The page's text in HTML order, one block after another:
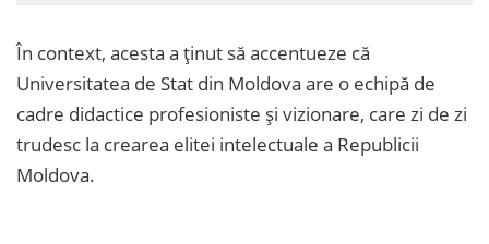
În context, acesta a ținut să accentueze că
Universitatea de Stat din Moldova are o echipă de
cadre didactice profesioniste și vizionare, care zi de zi
trudesc la crearea elitei intelectuale a Republicii
Moldova.